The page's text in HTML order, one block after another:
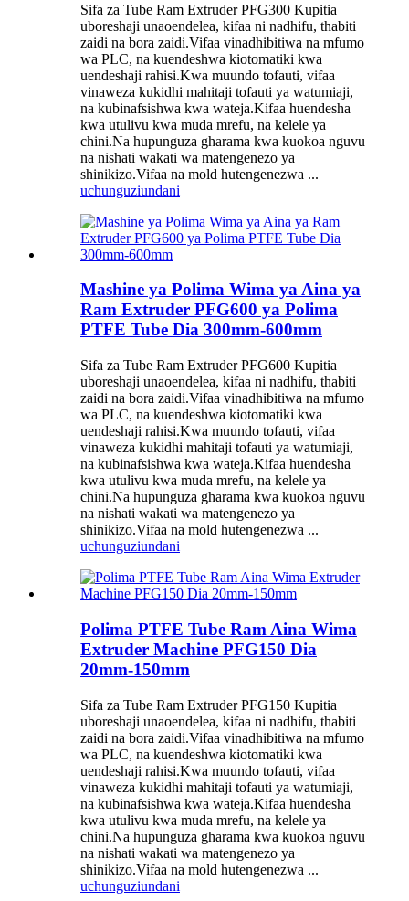
Sifa za Tube Ram Extruder PFG300 Kupitia
uboreshaji unaoendelea, kifaa ni nadhifu, thabiti
zaidi na bora zaidi.Vifaa vinadhibitiwa na mfumo
wa PLC, na kuendeshwa kiotomatiki kwa
uendeshaji rahisi.Kwa muundo tofauti, vifaa
vinaweza kukidhi mahitaji tofauti ya watumiaji,
na kubinafsishwa kwa wateja.Kifaa huendesha
kwa utulivu kwa muda mrefu, na kelele ya
chini.Na hupunguza gharama kwa kuokoa nguvu
na nishati wakati wa matengenezo ya
shinikizo.Vifaa na mold hutengenezwa ...
uchunguziundani
Mashine ya Polima Wima ya Aina ya
Ram Extruder PFG600 ya Polima
PTFE Tube Dia 300mm-600mm
Sifa za Tube Ram Extruder PFG600 Kupitia
uboreshaji unaoendelea, kifaa ni nadhifu, thabiti
zaidi na bora zaidi.Vifaa vinadhibitiwa na mfumo
wa PLC, na kuendeshwa kiotomatiki kwa
uendeshaji rahisi.Kwa muundo tofauti, vifaa
vinaweza kukidhi mahitaji tofauti ya watumiaji,
na kubinafsishwa kwa wateja.Kifaa huendesha
kwa utulivu kwa muda mrefu, na kelele ya
chini.Na hupunguza gharama kwa kuokoa nguvu
na nishati wakati wa matengenezo ya
shinikizo.Vifaa na mold hutengenezwa ...
uchunguziundani
Polima PTFE Tube Ram Aina Wima
Extruder Machine PFG150 Dia
20mm-150mm
Sifa za Tube Ram Extruder PFG150 Kupitia
uboreshaji unaoendelea, kifaa ni nadhifu, thabiti
zaidi na bora zaidi.Vifaa vinadhibitiwa na mfumo
wa PLC, na kuendeshwa kiotomatiki kwa
uendeshaji rahisi.Kwa muundo tofauti, vifaa
vinaweza kukidhi mahitaji tofauti ya watumiaji,
na kubinafsishwa kwa wateja.Kifaa huendesha
kwa utulivu kwa muda mrefu, na kelele ya
chini.Na hupunguza gharama kwa kuokoa nguvu
na nishati wakati wa matengenezo ya
shinikizo.Vifaa na mold hutengenezwa ...
uchunguziundani